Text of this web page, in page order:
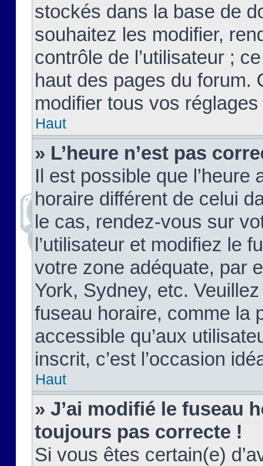
stockés dans la base de
souhaitez les modifier,
contrôle de l’utilisateur ;
haut des pages du forum.
modifier tous vos
Haut
» L’heure n’est pas
Il est possible que
horaire différent de celui
le cas, rendez-vous sur
l’utilisateur et modifiez le
votre zone adéquate, par
York, Sydney, etc.
fuseau horaire, comme la
accessible qu’aux
inscrit, c’est l’occasion
Haut
» J’ai modifié le fuseau
toujours pas correcte !
Si vous êtes certain(e)